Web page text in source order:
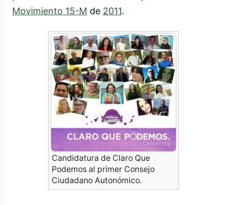
Movimiento 15-M de 2011.
Candidatura de Claro Que
Podemos al primer Consejo
Ciudadano Autonómico.